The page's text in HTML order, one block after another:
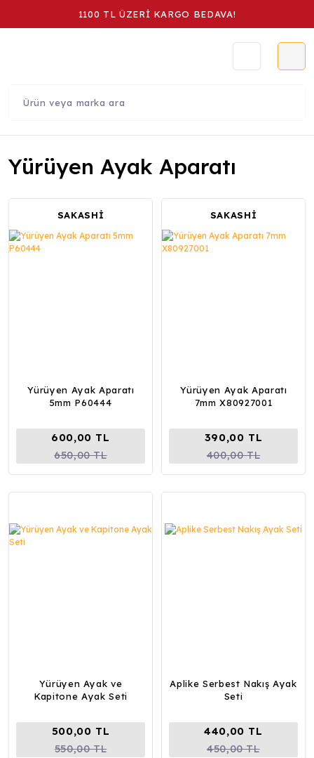
1100 TL ÜZERİ KARGO BEDAVA!
Yürüyen Ayak Aparatı
SAKASHİ
Yürüyen Ayak Aparatı
5mm P60444
600,00 TL
650,00 TL
SAKASHİ
Yürüyen Ayak Aparatı
7mm X80927001
390,00 TL
400,00 TL
Yürüyen Ayak ve
Kapitone Ayak Seti
500,00 TL
550,00 TL
Aplike Serbest Nakış Ayak
Seti
440,00 TL
450,00 TL